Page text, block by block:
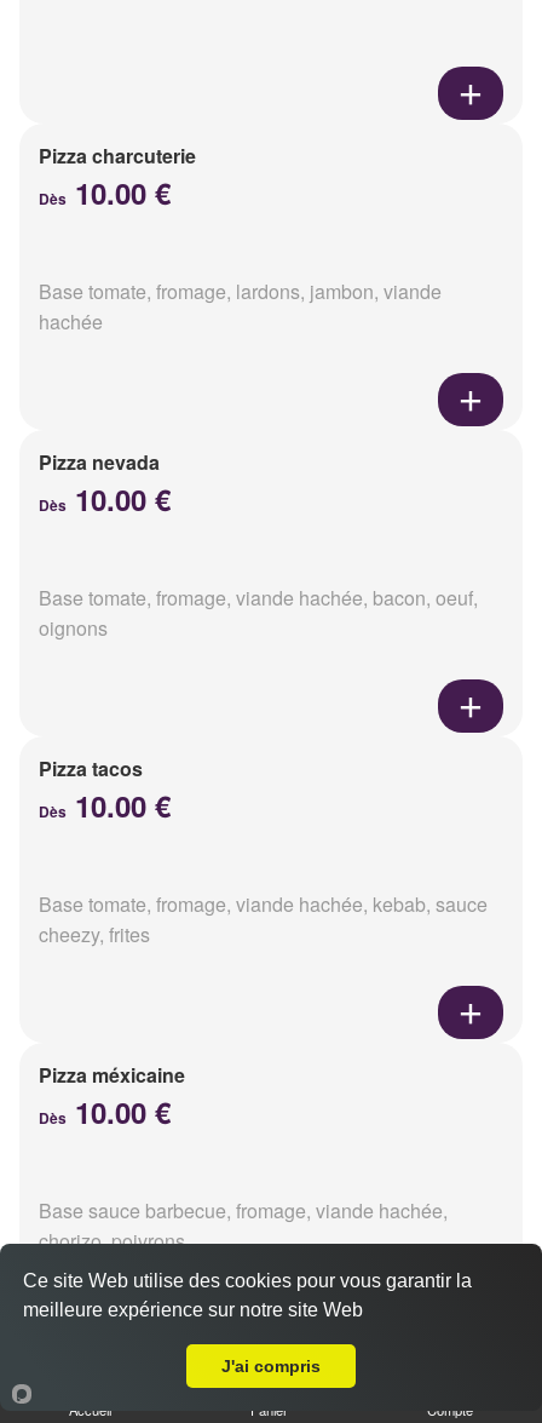
Pizza charcuterie
Dès 10.00 €
Base tomate, fromage, lardons, jambon, viande
hachée
Pizza nevada
Dès 10.00 €
Base tomate, fromage, viande hachée, bacon, oeuf,
oignons
Pizza tacos
Dès 10.00 €
Base tomate, fromage, viande hachée, kebab, sauce
cheezy, frites
Pizza méxicaine
Dès 10.00 €
Base sauce barbecue, fromage, viande hachée,
chorizo, poivrons
Accueil Panier Compte
Ce site Web utilise des cookies pour vous garantir la
meilleure expérience sur notre site Web
J'ai compris